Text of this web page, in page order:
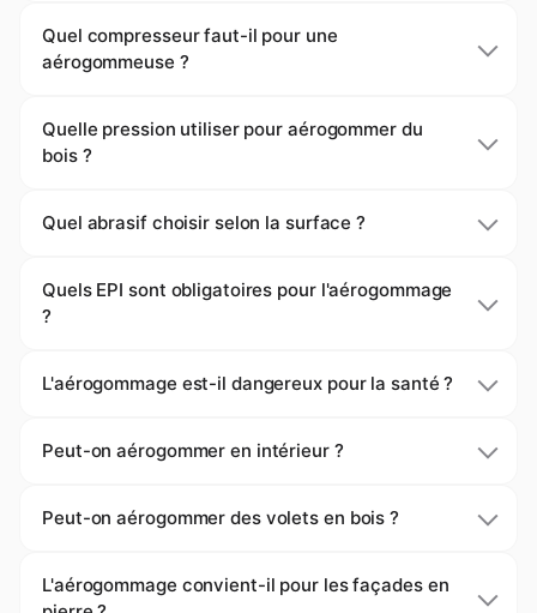
Quel compresseur faut-il pour une
aérogommeuse ?
Quelle pression utiliser pour aérogommer du
bois ?
Quel abrasif choisir selon la surface ?
Quels EPI sont obligatoires pour l'aérogommage
?
L'aérogommage est-il dangereux pour la santé ?
Peut-on aérogommer en intérieur ?
Peut-on aérogommer des volets en bois ?
L'aérogommage convient-il pour les façades en